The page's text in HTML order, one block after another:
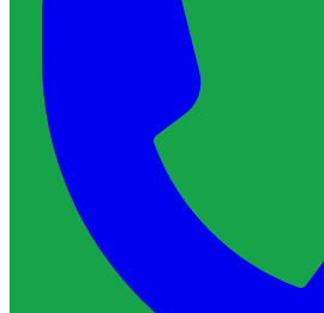
Services & Interventions
Trouver un plombier
Trouver un serrurier
Trouver un électricien
Trouver un vitrier
Trouver un chauffagiste
Trouver un dératiseur
Trouver un déboucheur de
Trouver un réparateur de volets